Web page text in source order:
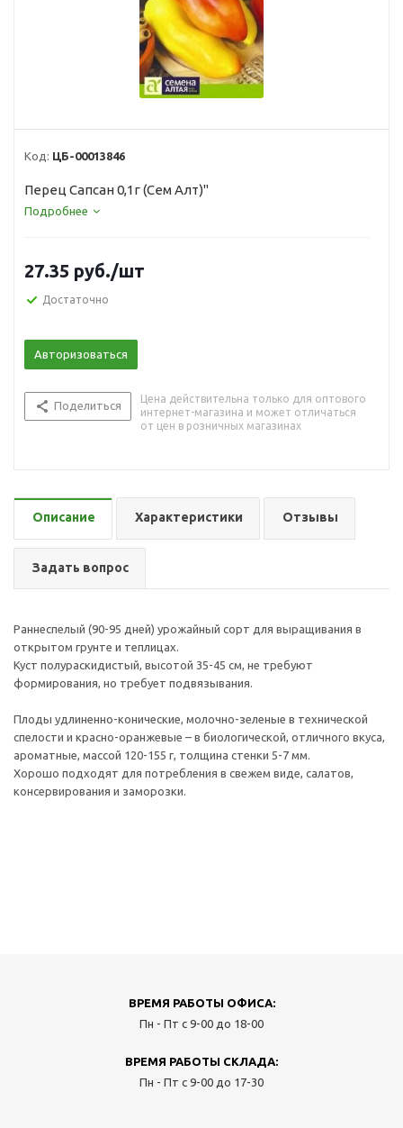
Код: ЦБ-00013846
Перец Сапсан 0,1г (Сем Алт)"
Подробнее
27.35 руб./шт
Достаточно
Авторизоваться
Поделиться
Цена действительна только для оптового
интернет-магазина и может отличаться
от цен в розничных магазинах
Описание Характеристики Отзывы
Задать вопрос
Раннеспелый (90-95 дней) урожайный сорт для выращивания в
открытом грунте и теплицах.
Куст полураскидистый, высотой 35-45 см, не требуют
формирования, но требует подвязывания.
Плоды удлиненно-конические, молочно-зеленые в технической
спелости и красно-оранжевые – в биологической, отличного вкуса,
ароматные, массой 120-155 г, толщина стенки 5-7 мм.
Хорошо подходят для потребления в свежем виде, салатов,
консервирования и заморозки.
ВРЕМЯ РАБОТЫ ОФИСА:
Пн - Пт с 9-00 до 18-00
ВРЕМЯ РАБОТЫ СКЛАДА:
Пн - Пт с 9-00 до 17-30